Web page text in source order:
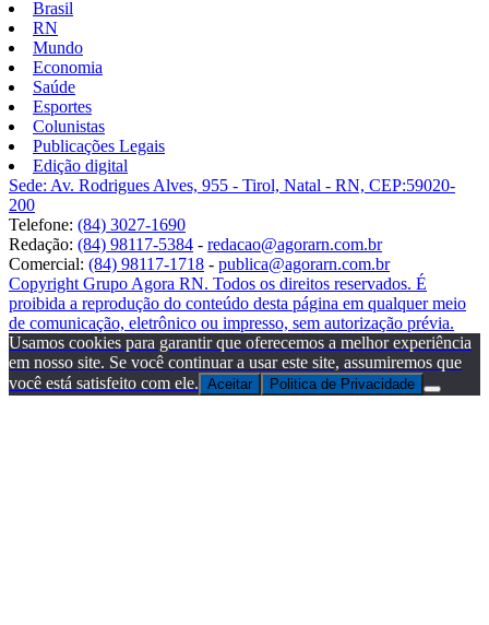
Brasil
RN
Mundo
Economia
Saúde
Esportes
Colunistas
Publicações Legais
Edição digital
Sede: Av. Rodrigues Alves, 955 - Tirol, Natal - RN, CEP:59020-
200
Telefone: (84) 3027-1690
Redação: (84) 98117-5384 - redacao@agorarn.com.br
Comercial: (84) 98117-1718 - publica@agorarn.com.br
Copyright Grupo Agora RN. Todos os direitos reservados. É
proibida a reprodução do conteúdo desta página em qualquer meio
de comunicação, eletrônico ou impresso, sem autorização prévia.
Usamos cookies para garantir que oferecemos a melhor experiência
em nosso site. Se você continuar a usar este site, assumiremos que
você está satisfeito com ele. Aceitar Politica de Privacidade